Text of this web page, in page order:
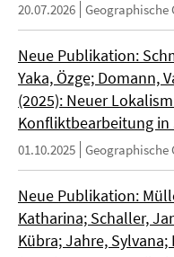
20.07.2026 Geographische
Neue Publikation:
Yaka, Özge; Domann,
(2025): Neuer
Konfliktbearbeitung in
01.10.2025 Geographische
Neue Publikation:
Katharina; Schaller,
Kübra; Jahre,